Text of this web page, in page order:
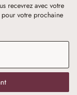
recevrez avec votre
votre prochaine